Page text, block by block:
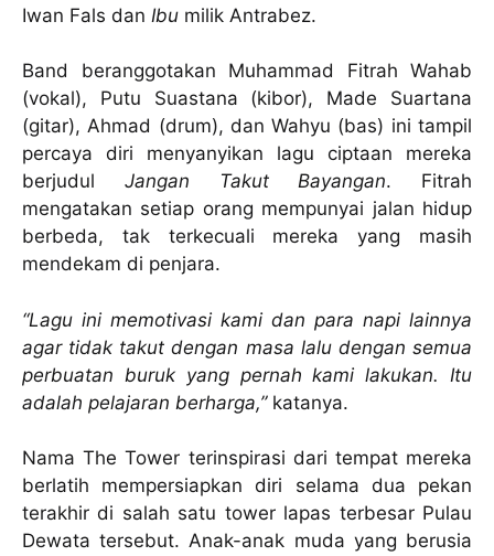
Iwan Fals dan Ibu milik Antrabez.
Band beranggotakan Muhammad Fitrah Wahab
(vokal), Putu Suastana (kibor), Made Suartana
(gitar), Ahmad (drum), dan Wahyu (bas) ini tampil
percaya diri menyanyikan lagu ciptaan mereka
berjudul Jangan Takut Bayangan. Fitrah
mengatakan setiap orang mempunyai jalan hidup
berbeda, tak terkecuali mereka yang masih
mendekam di penjara.
“Lagu ini memotivasi kami dan para napi lainnya
agar tidak takut dengan masa lalu dengan semua
perbuatan buruk yang pernah kami lakukan. Itu
adalah pelajaran berharga,”katanya.
Nama The Tower terinspirasi dari tempat mereka
berlatih mempersiapkan diri selama dua pekan
terakhir di salah satu tower lapas terbesar Pulau
Dewata tersebut. Anak-anak muda yang berusia